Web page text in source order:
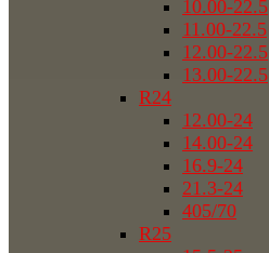
10.00-22.5
11.00-22.5
12.00-22.5
13.00-22.5
R24
12.00-24
14.00-24
16.9-24
21.3-24
405/70
R25